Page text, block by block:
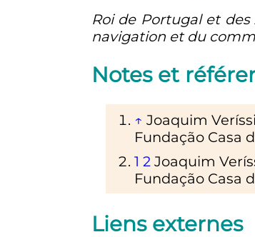
Roi de Portugal et
navigation et du
Notes et
↑ Joaquim
Fundação Casa
1 2 Joaquim
Fundação Casa
Liens externes